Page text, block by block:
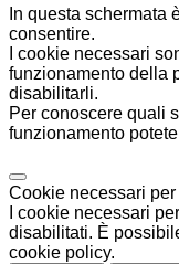
In questa
consentire.
I cookie necessari
funzionamento della
disabilitarli.
Per conoscere quali
funzionamento
Cookie necessari
I cookie necessari
disabilitati. È
cookie policy.